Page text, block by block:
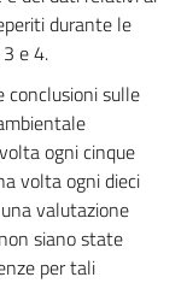
durante le
e 4.
conclusioni sulle
ogni cinque
volta ogni dieci
valutazione
siano state
per tali